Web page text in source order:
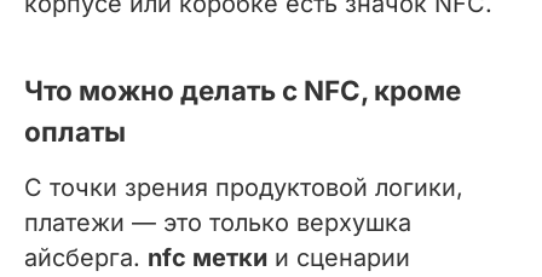
Что можно делать с NFC, кроме
оплаты
С точки зрения продуктовой логики,
платежи — это только верхушка
айсберга. nfc меткии сценарии